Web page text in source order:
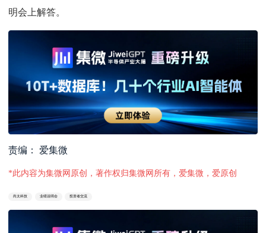
明会上解答。
责编： 爱集微
*此内容为集微网原创，著作权归集微网所有，爱集微，爱原创
尚太科技 业绩说明会 投资者交流